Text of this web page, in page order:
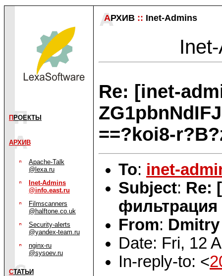
П РОЕКТЫ
АРХИВ
Apache-Talk
@lexa.ru
Inet-Admins
@info.east.ru
Filmscanners
@halftone.co.uk
Security-alerts
@yandex-team.ru
nginx-ru
@sysoev.ru
СТАТЬИ
АРХИВ :: Inet-Admins
Re: [inet-
==?koi8-
To: inet-
Subject: Re:
фильтрация
From:
Date: Fri, 12
In-reply-to: <